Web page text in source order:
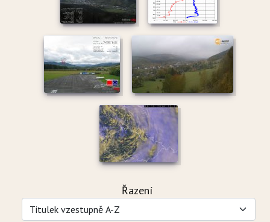
Řazení